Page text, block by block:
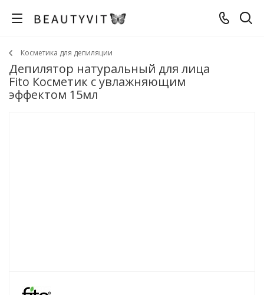
Косметика для депиляции
Депилятор натуральный для лица
Fito Косметик с увлажняющим
эффектом 15мл